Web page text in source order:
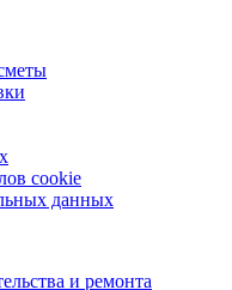
cookie
данных
и ремонта